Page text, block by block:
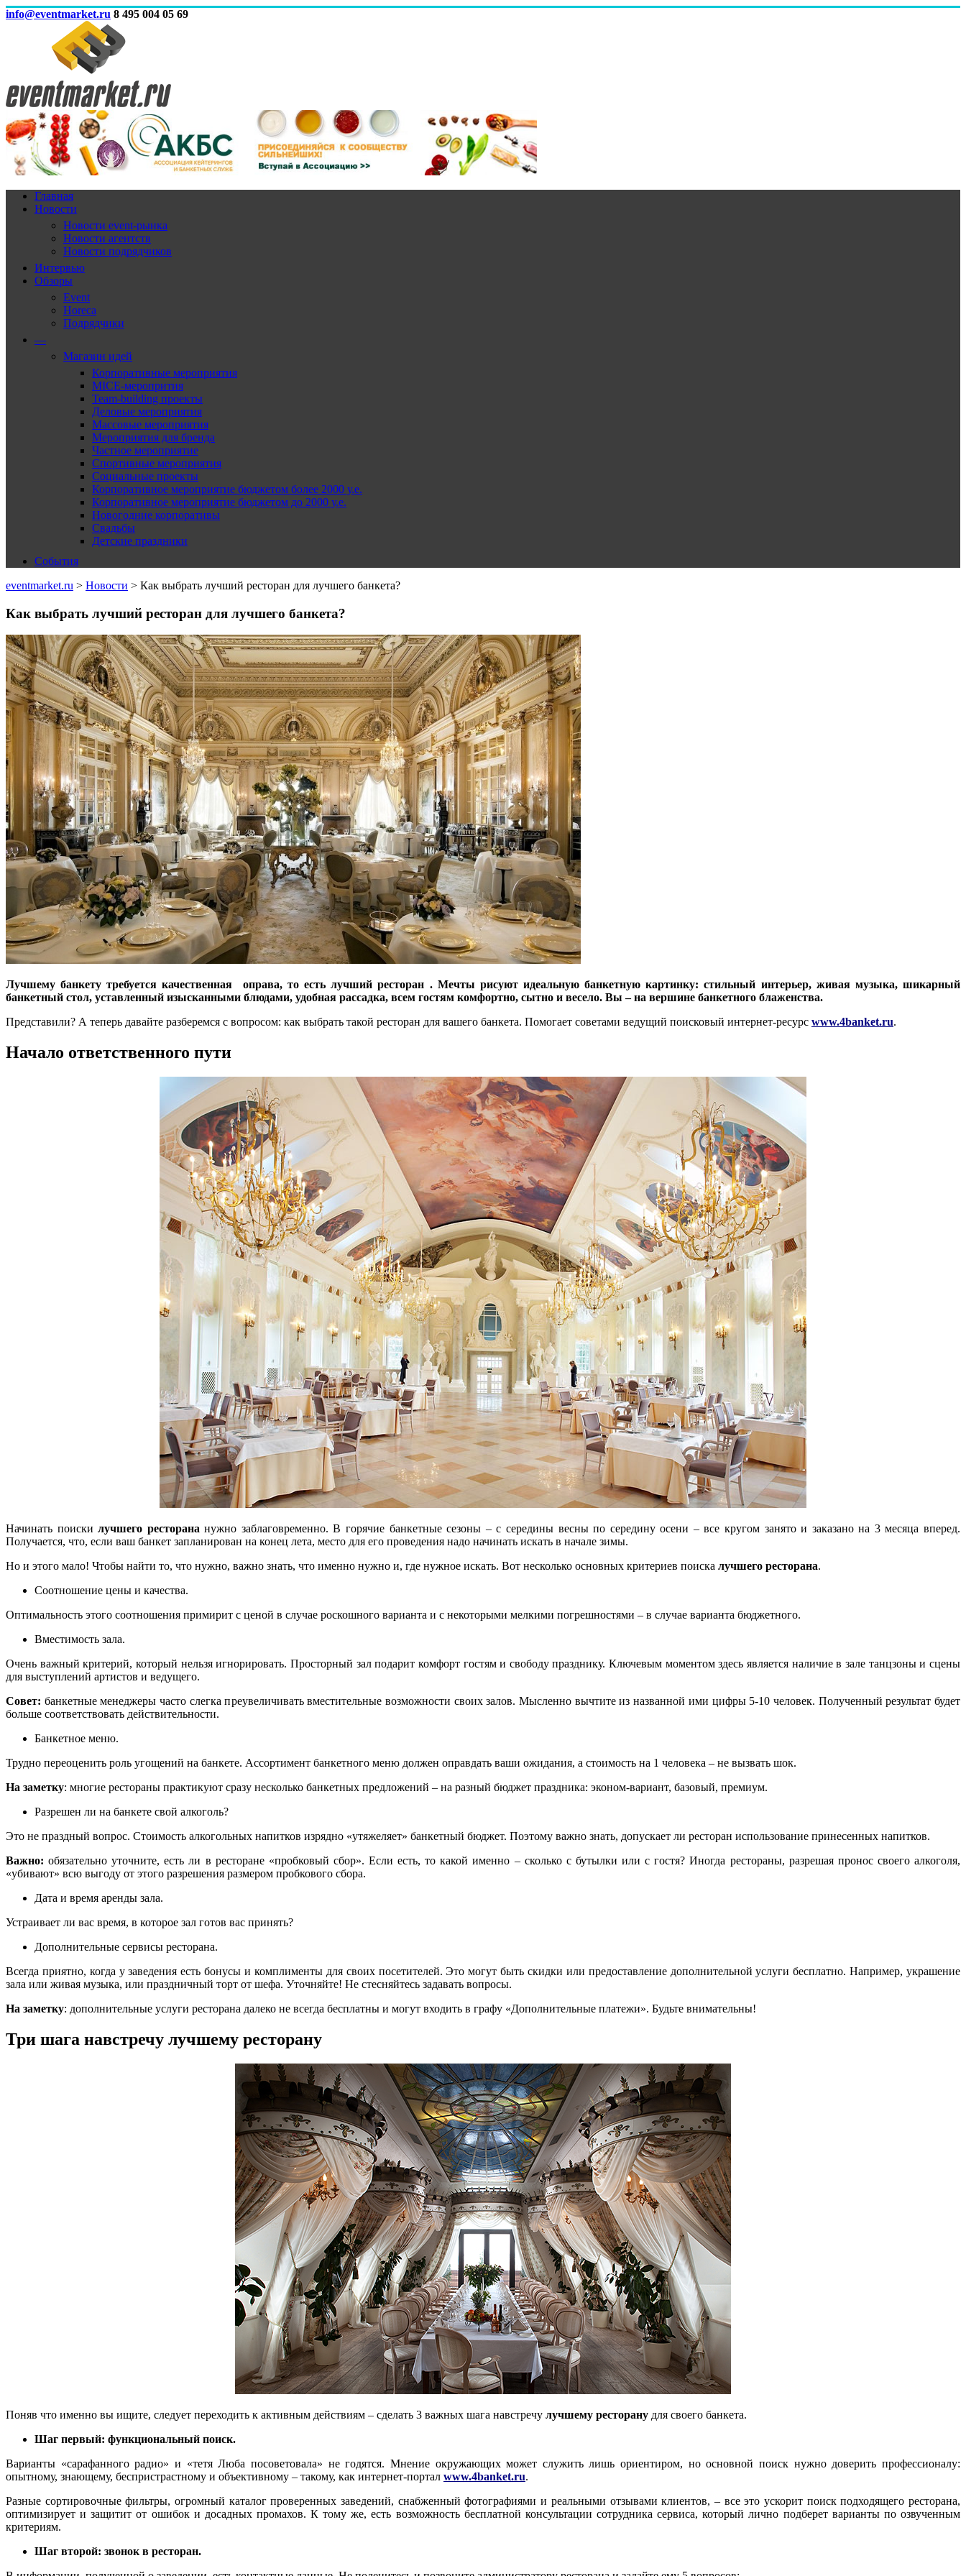
info@eventmarket.ru 8 495 004 05 69
Главная
Новости
Новости event-рынка
Новости агентств
Новости подрядчиков
Интервью
Обзоры
Event
Horeca
Подрядчики
—
Магазин идей
Корпоративные мероприятия
MICE-меропрития
Team-building проекты
Деловые мероприятия
Массовые мероприятия
Мероприятия для бренда
Частное мероприятие
Спортивные мероприятия
Социальные проекты
Корпоративное мероприятие бюджетом более 2000 у.е.
Корпоративное мероприятие бюджетом до 2000 у.е.
Новогодние корпоративы
Свадьбы
Детские праздники
События
eventmarket.ru > Новости > Как выбрать лучший ресторан для лучшего банкета?
Как выбрать лучший ресторан для лучшего банкета?
Лучшему банкету требуется качественная оправа, то есть лучший ресторан . Мечты рисуют идеальную банкетную картинку: стильный интерьер, живая музыка, шикарный
банкетный стол, уставленный изысканными блюдами, удобная рассадка, всем гостям комфортно, сытно и весело. Вы – на вершине банкетного блаженства.
Представили? А теперь давайте разберемся с вопросом: как выбрать такой ресторан для вашего банкета. Помогает советами ведущий поисковый интернет-ресурс www.4banket.ru.
Начало ответственного пути
Начинать поискилучшего ресторана нужно заблаговременно. В горячие банкетные сезоны – с середины весны по середину осени – все кругом занято и заказано на 3 месяца вперед.
Получается, что, если ваш банкет запланирован на конец лета, место для его проведения надо начинать искать в начале зимы.
Но и этого мало! Чтобы найти то, что нужно, важно знать, что именно нужно и, где нужное искать. Вот несколько основных критериев поиска лучшего ресторана.
Соотношение цены и качества.
Оптимальность этого соотношения примирит с ценой в случае роскошного варианта и с некоторыми мелкими погрешностями – в случае варианта бюджетного.
Вместимость зала.
Очень важный критерий, который нельзя игнорировать. Просторный зал подарит комфорт гостям и свободу празднику. Ключевым моментом здесь является наличие в зале танцзоны и сцены
для выступлений артистов и ведущего.
Совет: банкетные менеджеры часто слегка преувеличивать вместительные возможности своих залов. Мысленно вычтите из названной ими цифры 5-10 человек. Полученный результат будет
больше соответствовать действительности.
Банкетное меню.
Трудно переоценить роль угощений на банкете. Ассортимент банкетного меню должен оправдать ваши ожидания, а стоимость на 1 человека – не вызвать шок.
На заметку: многие рестораны практикуют сразу несколько банкетных предложений – на разный бюджет праздника: эконом-вариант, базовый, премиум.
Разрешен ли на банкете свой алкоголь?
Это не праздный вопрос. Стоимость алкогольных напитков изрядно «утяжеляет» банкетный бюджет. Поэтому важно знать, допускает ли ресторан использование принесенных напитков.
Важно: обязательно уточните, есть ли в ресторане «пробковый сбор». Если есть, то какой именно – сколько с бутылки или с гостя? Иногда рестораны, разрешая пронос своего алкоголя,
«убивают» всю выгоду от этого разрешения размером пробкового сбора.
Дата и время аренды зала.
Устраивает ли вас время, в которое зал готов вас принять?
Дополнительные сервисы ресторана.
Всегда приятно, когда у заведения есть бонусы и комплименты для своих посетителей. Это могут быть скидки или предоставление дополнительной услуги бесплатно. Например, украшение
зала или живая музыка, или праздничный торт от шефа. Уточняйте! Не стесняйтесь задавать вопросы.
На заметку: дополнительные услуги ресторана далеко не всегда бесплатны и могут входить в графу «Дополнительные платежи». Будьте внимательны!
Три шага навстречу лучшему ресторану
Поняв что именно вы ищите, следует переходить к активным действиям – сделать 3 важных шага навстречу лучшему ресторану для своего банкета.
Шаг первый: функциональный поиск.
Варианты «сарафанного радио» и «тетя Люба посоветовала» не годятся. Мнение окружающих может служить лишь ориентиром, но основной поиск нужно доверить профессионалу:
опытному, знающему, беспристрастному и объективному – такому, как интернет-портал www.4banket.ru.
Разные сортировочные фильтры, огромный каталог проверенных заведений, снабженный фотографиями и реальными отзывами клиентов, – все это ускорит поиск подходящего ресторана,
оптимизирует и защитит от ошибок и досадных промахов. К тому же, есть возможность бесплатной консультации сотрудника сервиса, который лично подберет варианты по озвученным
критериям.
Шаг второй: звонок в ресторан.